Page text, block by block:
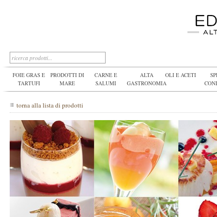
FOIE GRAS E
TARTUFI
PRODOTTI DI
MARE
CARNE E
SALUMI
ALTA
GASTRONOMIA
OLI E ACETI
torna alla lista di prodotti